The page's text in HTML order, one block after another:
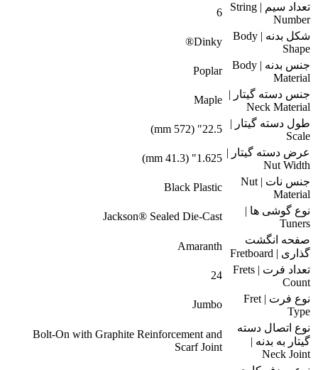
تعداد سیم | String
Number
6
شکل بدنه | Body
Shape
Dinky®
جنس بدنه | Body
Material
Poplar
جنس دسته گیتار |
Neck Material
Maple
طول دسته گیتار |
Scale
22.5" (572 mm)
عرض دسته گیتار |
Nut Width
1.625" (41.3 mm)
جنس نات | Nut
Material
Black Plastic
نوع گوشی ها |
Tuners
Jackson® Sealed Die-Cast
صفحه انگشت
گذاری | Fretboard
Amaranth
تعداد فرت | Frets
Count
24
نوع فرت | Fret
Type
Jumbo
نوع اتصال دسته
گیتار به بدنه |
Neck Joint
Bolt-On with Graphite Reinforcement and
Scarf Joint